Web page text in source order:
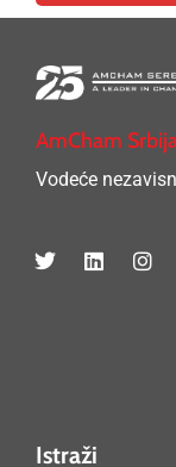
AmCham
Vodeće
Istraži